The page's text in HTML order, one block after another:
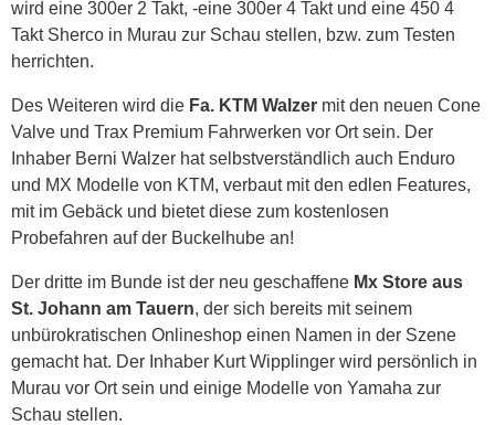
wird eine 300er 2 Takt, -eine 300er 4 Takt und eine 450 4
Takt Sherco in Murau zur Schau stellen, bzw. zum Testen
herrichten.
Des Weiteren wird die Fa. KTM Walzer mit den neuen Cone
Valve und Trax Premium Fahrwerken vor Ort sein. Der
Inhaber Berni Walzer hat selbstverständlich auch Enduro
und MX Modelle von KTM, verbaut mit den edlen Features,
mit im Gebäck und bietet diese zum kostenlosen
Probefahren auf der Buckelhube an!
Der dritte im Bunde ist der neu geschaffene Mx Store aus
St. Johann am Tauern, der sich bereits mit seinem
unbürokratischen Onlineshop einen Namen in der Szene
gemacht hat. Der Inhaber Kurt Wipplinger wird persönlich in
Murau vor Ort sein und einige Modelle von Yamaha zur
Schau stellen.